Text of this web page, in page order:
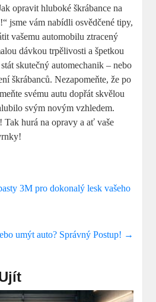
opravit⁣ hluboké škrábance na
jsme vám nabídli osvědčené ⁣tipy,
vašemu automobilu ztracený⁣
dávkou⁣ trpělivosti a špetkou
skutečný automechanik – nebo
​škrábanců. Nezapomeňte, že po
svému autu dopřát skvělou
svým novým vzhledem.
Tak⁤ hurá na opravy a ať vaše
3M pro dokonalý lesk vašeho
umýt auto? Správný Postup! →